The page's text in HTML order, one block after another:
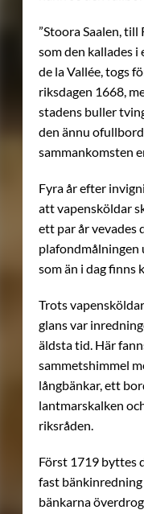
”Stoora Saalen, till
som den kallades
de la Vallée, togs
riksdagen 1668,
stadens buller
den ännu
sammankomsten
Fyra år efter
att vapensköldar
ett par år vevades
plafondmålningen
som än i dag finns
Trots
glans var
äldsta tid. Här
sammetshimmel
långbänkar, ett
lantmarskalken
riksråden.
Först 1719 byttes
fast
bänkarna